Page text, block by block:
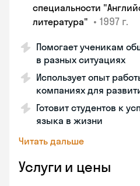
специальности
литература" • 1997 г.
Помогает ученикам
в разных ситуациях
Использует опыт
компаниях для
Готовит студентов к
языка в жизни
Читать дальше
Услуги и цены